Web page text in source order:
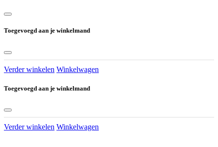
Toegevoegd aan je winkelmand
Verder winkelen Winkelwagen
Toegevoegd aan je winkelmand
Verder winkelen Winkelwagen